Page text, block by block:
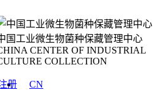
国工业微生物菌种保藏管理中心
CENTER OF INDUSTRIAL
COLLECTION
册
CN